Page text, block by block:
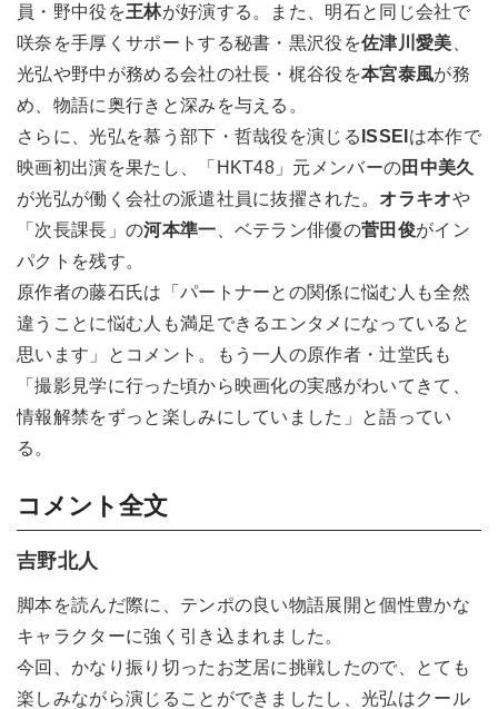
員・野中役を王林が好演する。また、明石と同じ会社で
咲奈を手厚くサポートする秘書・黒沢役を佐津川愛美
光弘や野中が務める会社の社長・梶谷役を本宮泰風が務
め、物語に奥行きと深みを与える。
さらに、光弘を慕う部下・哲哉役を演じる ISSEI は本作で
映画初出演を果たし、「HKT48」元メンバーの田中美久
が光弘が働く会社の派遣社員に抜擢された。 オラキオや
「次長課長」の河本準一 、ベテラン俳優の菅田俊がイン
パクトを残す。
原作者の藤石氏は「パートナーとの関係に悩む人も全然
違うことに悩む人も満足できるエンタメになっていると
思います」とコメント。もう一人の原作者・辻堂氏も
「撮影見学に行った頃から映画化の実感がわいてきて、
情報解禁をずっと楽しみにしていました」と語ってい
る。
コメント全文
吉野北人
脚本を読んだ際に、テンポの良い物語展開と個性豊かな
キャラクターに強く引き込まれました。
今回、かなり振り切ったお芝居に挑戦したので、とても
楽しみながら演じることができましたし、光弘はクール